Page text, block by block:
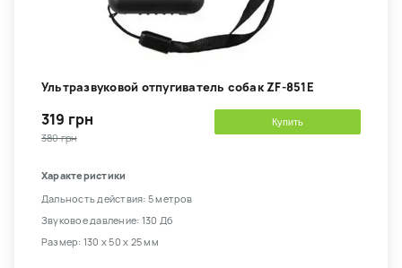
Ультразвуковой отпугиватель собак ZF-851E
319 грн
380 грн
Купить
Характеристики
Дальность действия: 5 метров
Звуковое давление: 130 Дб
Размер: 130 х 50 х 25 мм